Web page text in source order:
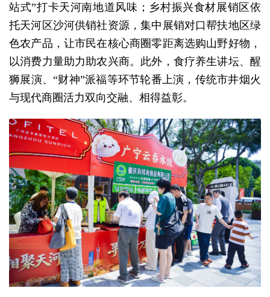
站式”打卡天河南地道风味；乡村振兴食材展销区依
托天河区沙河供销社资源，集中展销对口帮扶地区绿
色农产品，让市民在核心商圈零距离选购山野好物，
以消费力量助力助农兴商。此外，食疗养生讲坛、醒
狮展演、“财神”派福等环节轮番上演，传统市井烟火
与现代商圈活力双向交融、相得益彰。